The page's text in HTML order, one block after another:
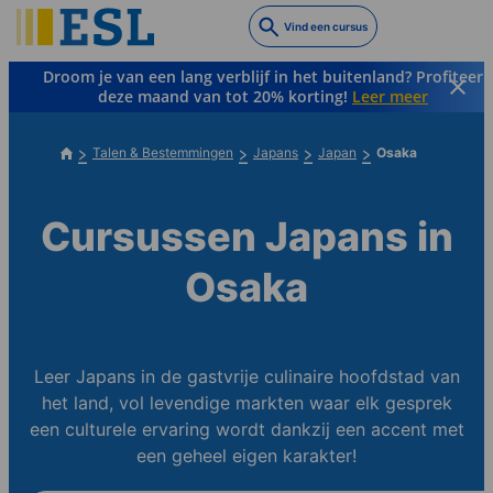
to
main
content
Vind een cursus
Droom je van een lang verblijf in het buitenland? Profiteer
deze maand van tot 20% korting! Leer meer
Talen & Bestemmingen Japans Japan Osaka
Cursussen Japans in
Osaka
Leer Japans in de gastvrije culinaire hoofdstad van
het land, vol levendige markten waar elk gesprek
een culturele ervaring wordt dankzij een accent met
een geheel eigen karakter!